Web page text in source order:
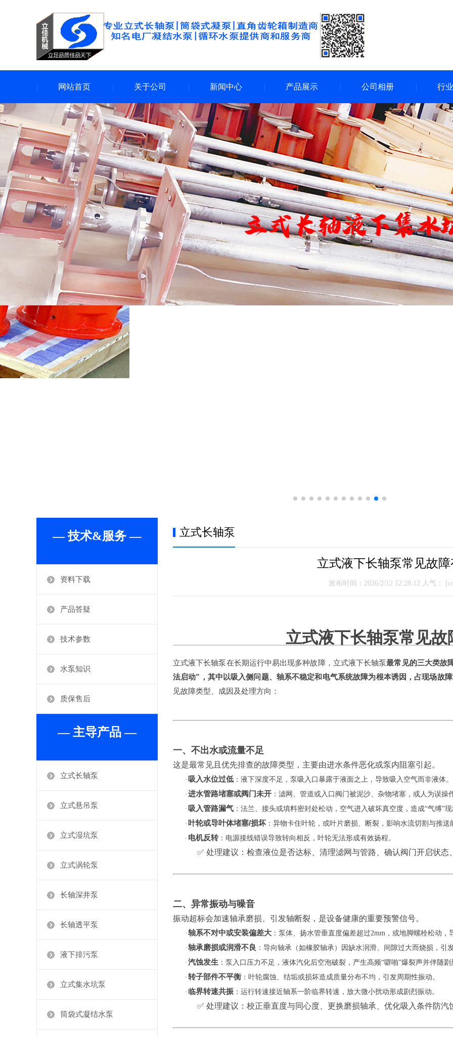
网站首页 关于公司 新闻中心 产品展示 公司相册 行
— 技术&服务 —
资料下载
产品答疑
技术参数
水泵知识
质保售后
— 主导产品 —
立式长轴泵
立式悬吊泵
立式湿坑泵
立式涡轮泵
长轴深井泵
长轴透平泵
液下排污泵
立式集水坑泵
筒袋式凝结水泵
立式长轴泵
立式液下长轴泵常见故障
发布时间：2026/2/12 12:28:12 人气：
立式液下长轴泵常见故
立式液下长轴泵在长期运行中易出现多种故障，‌立式液下长轴泵最常见的三大类故
法启动”，其中以吸入侧问题、轴系不稳定和电气系统故障为根本诱因，占现场故
见故障类型、成因及处理方向：
一、不出水或流量不足
这是最常见且优先排查的故障类型，主要由进水条件恶化或泵内阻塞引起。
· 吸入水位过低 ‌：液下深度不足，泵吸入口暴露于液面之上，导致吸入空气而非液体。
· 进水管路堵塞或阀门未开 ：滤网、管道或入口阀门被泥沙、杂物堵塞，或人为误操
· 吸入管路漏气 ：法兰、接头或填料密封处松动，空气进入破坏真空度，造成“气缚”现
· 叶轮或导叶体堵塞/损坏 ：异物卡住叶轮，或叶片磨损、断裂，影响水流切割与推送
· 电机反转‌：电源接线错误导致转向相反，叶轮无法形成有效扬程。
✅ 处理建议：检查液位是否达标、清理滤网与管路、确认阀门开启状态
二、异常振动与噪音
振动超标会加速轴承磨损、引发轴断裂，是设备健康的重要预警信号。
· 轴系不对中或安装偏差大 ：泵体、扬水管垂直度偏差超过2mm，或地脚螺栓松动，
· 轴承磨损或润滑不良 ：导向轴承（如橡胶轴承）因缺水润滑、间隙过大而烧损，引
· 汽蚀发生 ：泵入口压力不足，液体汽化后空泡破裂，产生高频“噼啪”爆裂声并伴随剧
· 转子部件不平衡 ‌：叶轮腐蚀、结垢或损坏造成质量分布不均，引发周期性振动。
· 临界转速共振 ‌：运行转速接近轴系一阶临界转速，放大微小扰动形成剧烈振动。
✅ 处理建议：校正垂直度与同心度、更换磨损轴承、优化吸入条件防汽